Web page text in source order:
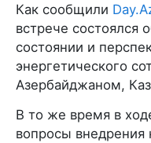
Как сообщили
встрече
состоянии и
энергетического
Азербайджаном,
В то же время в
вопросы внедрения